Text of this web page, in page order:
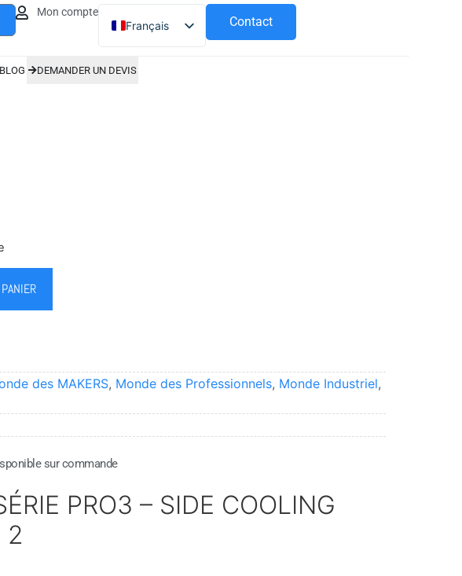
Mon compte
Français
Español
Contact
DEMANDER UN DEVIS
des MAKERS, Monde des Professionnels, Monde Industriel,
sur commande
PRO3 – SIDE COOLING
2